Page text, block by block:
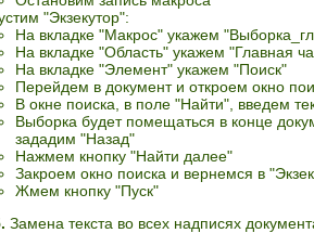
"Экзекутор":
На вкладке "Макрос" укажем
На вкладке "Область" укажем "Главная
На вкладке "Элемент" укажем "Поиск"
Перейдем в документ и откроем окно
В окне поиска, в поле "Найти", введем
Выборка будет помещаться в конце
зададим "Назад"
Нажмем кнопку "Найти далее"
Закроем окно поиска и вернемся в
Жмем кнопку "Пуск"
Замена текста во всех надписях